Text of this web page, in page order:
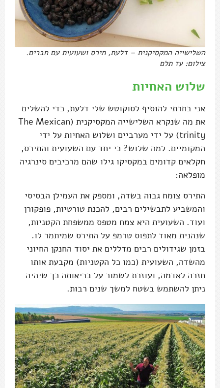
השלישייה המקסיקנית – דלעת, תירס ושעועית עם חברים.
צילום: עז תלם
שלוש האחיות
אני בחרתי להוסיף לסוקוטש שלי דלעת, כדי להשלים
את מה שנקרא השלישייה המקסיקנית (The Mexican
trinity) על ידי מערביים ושלוש האחיות על ידי
המקומיים. למה שלוש? כי יחד עם השעועית והתירס,
חקלאים קדומים במקסיקו גילו שהם מרכיבים סינרגיה
מופלאה:
התירס צומח גבוה בשדה, ומספק את העמילן הבסיסי
והמשביע לתבשילים רבים, להכנת טורטיות, פופקורן
ועוד. השעועית היא צמח מטפס ממשפחת הקטניות,
שנהנית מאוד לתפוס טרמפ על התירס שמיתמר לו.
בזמן שגידולים רבים מדללים את יסוד החנקן החיוני
מהשדה, השעועית (כמו כל הקטניות) מקבעת אותו
חזרה לאדמה, ועוזרת לשמור על בריאותה כך שיהיה
ניתן להשתמש בשטח למשך שנים רבות.